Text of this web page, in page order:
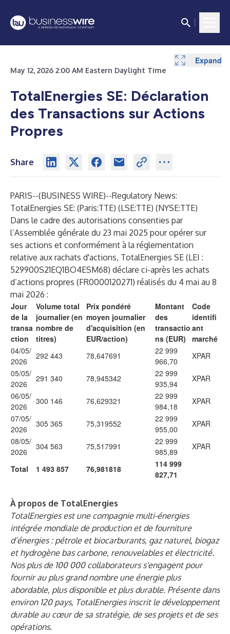
May 12, 2026 2:00 AM Eastern Daylight Time
TotalEnergies SE: Déclaration
des Transactions sur Actions
Propres
Share
PARIS--(BUSINESS WIRE)--Regulatory News:
TotalEnergies SE: (Paris:TTE) (LSE:TTE) (NYSE:TTE)
Dans le cadre des autorisations consenties par
l’Assemblée générale du 23 mai 2025 pour opérer sur
ses actions et conformément à la réglementation
relative aux rachats d'actions, TotalEnergies SE (LEI :
529900S21EQ1BO4ESM68) déclare ci-après les achats
d’actions propres (FR0000120271) réalisés du 4 mai au 8
mai 2026 :
Jour
de la
transa
ction
Volume total
journalier (en
nombre de
titres)
Prix pondéré
moyen journalier
d'acquisition (en
EUR/action)
Montant
des
transactio
ns (EUR)
Code
identifi
ant
marché
04/05/
2026
292 443 78,647691
22 999
966,70
XPAR
05/05/
2026
291 340 78,945342
22 999
935,94
XPAR
06/05/
2026
300 146 76,629321
22 999
984,18
XPAR
07/05/
2026
305 365 75,319552
22 999
955,00
XPAR
08/05/
2026
304 563 75,517991
22 999
985,89
XPAR
Total 1 493 857 76,981818
114 999
827,71
Expand
À propos de TotalEnergies
TotalEnergies est une compagnie multi-énergies
intégrée mondiale de production et de fourniture
d’énergies : pétrole et biocarburants, gaz naturel, biogaz
et hydrogène bas carbone, renouvelables et électricité.
Nos plus de 100 000 collaborateurs s'engagent pour
fournir au plus grand nombre une énergie plus
abordable, plus disponible et plus durable. Présente dans
environ 120 pays, TotalEnergies inscrit le développement
durable au cœur de sa stratégie, de ses projets et de ses
opérations.